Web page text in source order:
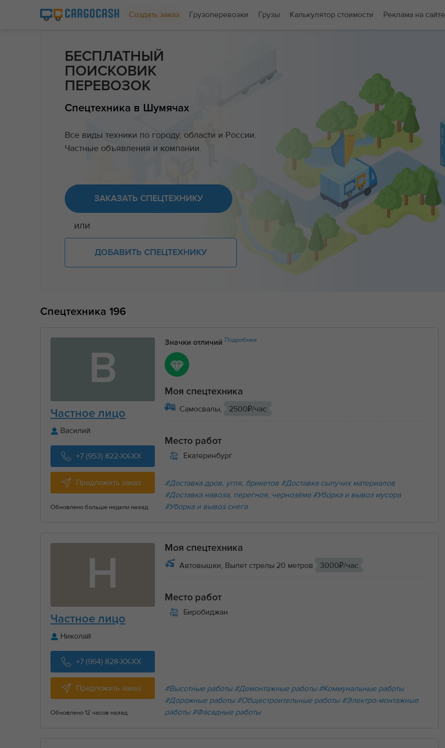
Создать заказ Грузоперевозки Грузы Калькулятор стоимости Реклама на сайте
БЕСПЛАТНЫЙ
ПОИСКОВИК
ПЕРЕВОЗОК
Спецтехника в Шумячах
Все виды техники по городу, области и России.
Частные объявления и компании.
ЗАКАЗАТЬ СПЕЦТЕХНИКУ
или
ДОБАВИТЬ СПЕЦТЕХНИКУ
Спецтехника 196
В
Частное лицо
Василий
+7 (953) 822-XX-XX
Предложить заказ
Обновлено больше недели назад
Значки отличий Подробнее
Моя спецтехника
Самосвалы,
2500₽/час
Место работ
Екатеринбург
#Доставка дров, угля, брикетов #Доставка сыпучих материалов
#Доставка навоза, перегноя, чернозёма #Уборка и вывоз мусора
#Уборка и вывоз снега
Н
Частное лицо
Николай
+7 (964) 828-XX-XX
Предложить заказ
Обновлено 12 часов назад
Моя спецтехника
Автовышки, Вылет стрелы 20 метров
3000₽/час
Место работ
Биробиджан
#Высотные работы #Демонтажные работы #Коммунальные работы
#Дорожные работы #Общестроительные работы #Электро-монтажные
работы #Фасадные работы